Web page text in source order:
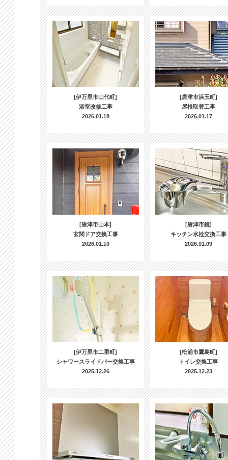
[伊万里市山代町]
浴室改修工事
2026.01.18
[唐津市浜玉町]
屋根取替工事
2026.01.17
[唐津市山本]
玄関ドア交換工事
2026.01.10
[唐津市鏡]
キッチン水栓交換工事
2026.01.09
[伊万里市二里町]
シャワースライドバー交換工事
2025.12.26
[松浦市鷹島町]
トイレ交換工事
2025.12.23